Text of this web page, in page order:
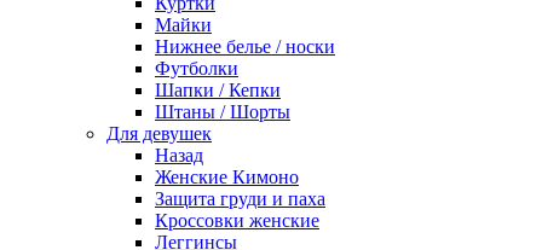
Майки
Нижнее белье / носки
Футболки
Шапки / Кепки
Штаны / Шорты
Для девушек
Назад
Женские Кимоно
Защита груди и паха
Кроссовки женские
Леггинсы